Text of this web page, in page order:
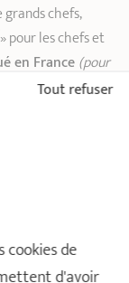
grands chefs,
» pour les chefs et
en France(pour
cookies de
d'avoir
Tout refuser